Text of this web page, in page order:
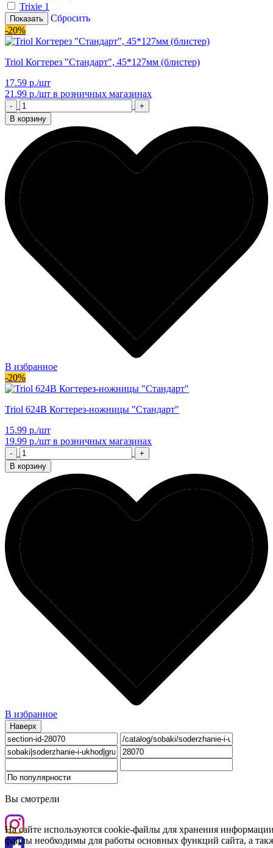
Trixie 1
Показать
Сбросить
-20%
Triol Когтерез "Стандарт", 45*127мм (блистер)
17.59 р./шт
21.99 р./шт в розничных магазинах
-
+
В корзину
В избранное
-20%
Triol 624B Когтерез-ножницы "Стандарт"
15.99 р./шт
19.99 р./шт в розничных магазинах
-
+
В корзину
В избранное
Наверх
Вы смотрели
На сайте используются cookie-файлы для хранения
файлы необходимы для работы основных функций сайта, а